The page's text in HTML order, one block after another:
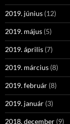
2019. június (12)
2019. május (5)
2019. április (7)
2019. március (8)
2019. február (8)
2019. január (3)
2018. december (9)